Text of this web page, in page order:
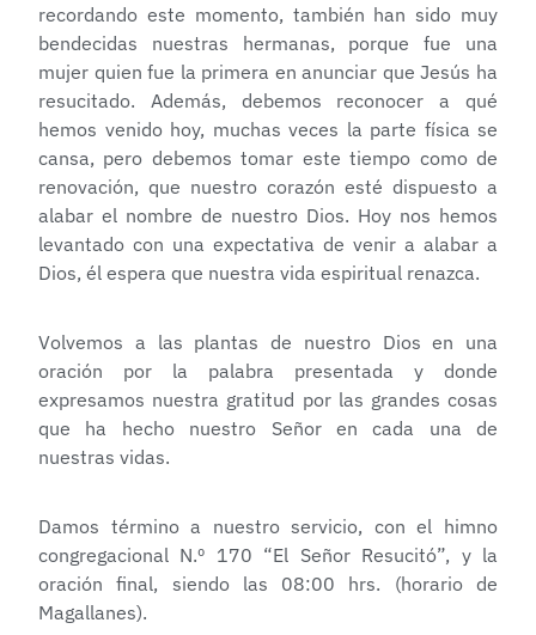
recordando este momento, también han sido muy
bendecidas nuestras hermanas, porque fue una
mujer quien fue la primera en anunciar que Jesús ha
resucitado. Además, debemos reconocer a qué
hemos venido hoy, muchas veces la parte física se
cansa, pero debemos tomar este tiempo como de
renovación, que nuestro corazón esté dispuesto a
alabar el nombre de nuestro Dios. Hoy nos hemos
levantado con una expectativa de venir a alabar a
Dios, él espera que nuestra vida espiritual renazca.
Volvemos a las plantas de nuestro Dios en una
oración por la palabra presentada y donde
expresamos nuestra gratitud por las grandes cosas
que ha hecho nuestro Señor en cada una de
nuestras vidas.
Damos término a nuestro servicio, con el himno
congregacional N.º 170 “El Señor Resucitó”, y la
oración final, siendo las 08:00 hrs. (horario de
Magallanes).